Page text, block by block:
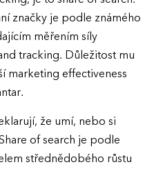
značky je podle známého
měřením síly
tracking. Důležitost mu
marketing effectiveness
že umí, nebo si
of search je podle
střednědobého růstu